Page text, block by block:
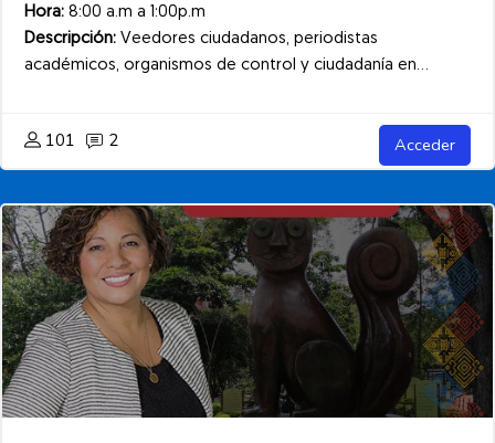
Hora: 8:00 a.m a 1:00p.m
Descripción: Veedores ciudadanos, periodistas
académicos, organismos de control y ciudadanía en...
101 2 Acceder